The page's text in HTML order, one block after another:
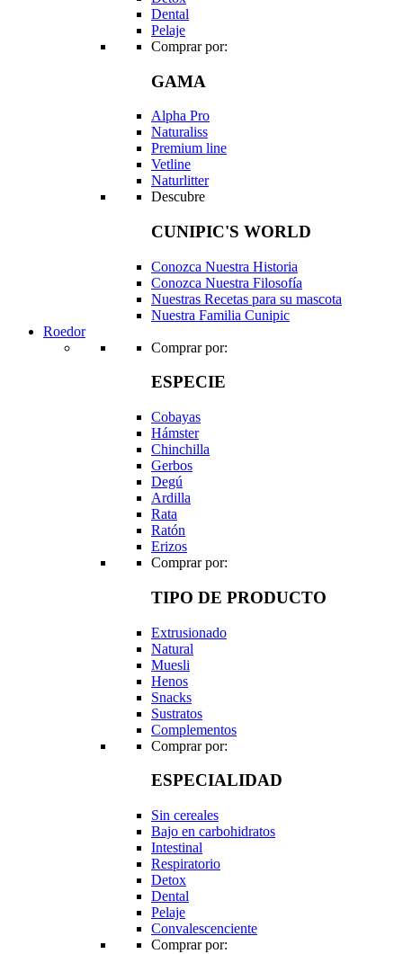
Dental
Pelaje
Comprar por:
GAMA
Alpha Pro
Naturaliss
Premium line
Vetline
Naturlitter
Descubre
CUNIPIC'S WORLD
Conozca Nuestra Historia
Conozca Nuestra Filosofía
Nuestras Recetas para su mascota
Nuestra Familia Cunipic
Roedor
Comprar por:
ESPECIE
Cobayas
Hámster
Chinchilla
Gerbos
Degú
Ardilla
Rata
Ratón
Erizos
Comprar por:
TIPO DE PRODUCTO
Extrusionado
Natural
Muesli
Henos
Snacks
Sustratos
Complementos
Comprar por:
ESPECIALIDAD
Sin cereales
Bajo en carbohidratos
Intestinal
Respiratorio
Detox
Dental
Pelaje
Convalescenciente
Comprar por: